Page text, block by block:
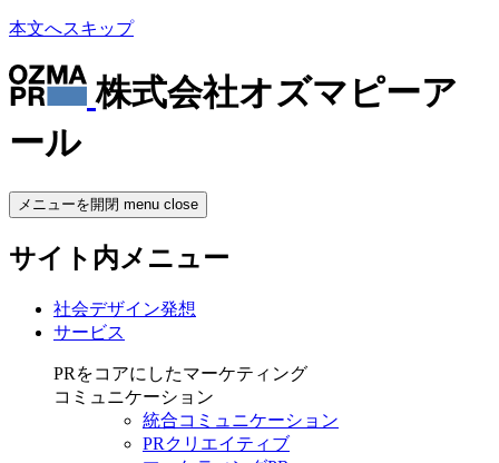
本文へスキップ
株式会社オズマピーア
ール
メニューを開閉 menu close
サイト内メニュー
社会デザイン発想
サービス
PRをコアにしたマーケティング
コミュニケーション
統合コミュニケーション
PRクリエイティブ